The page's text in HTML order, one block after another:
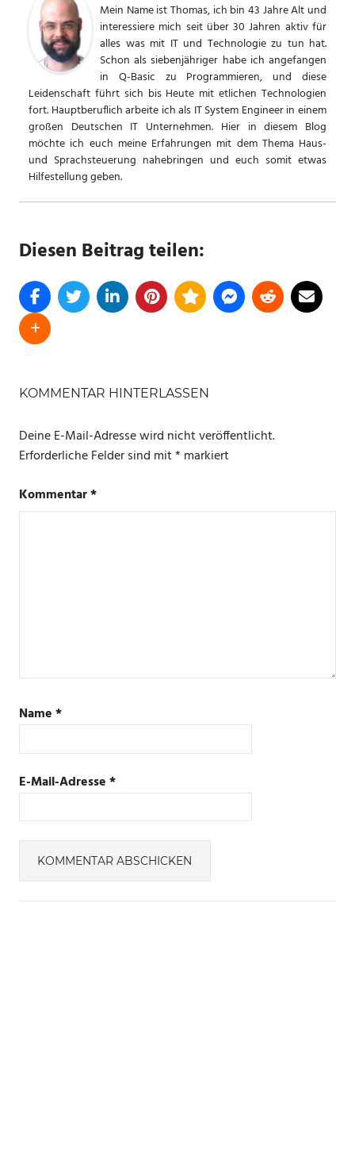
Mein Name ist Thomas, ich bin 43 Jahre Alt und
interessiere mich seit über 30 Jahren aktiv für
alles was mit IT und Technologie zu tun hat.
Schon als siebenjähriger habe ich angefangen
in Q-Basic zu Programmieren, und diese
Leidenschaft führt sich bis Heute mit etlichen Technologien
fort. Hauptberuflich arbeite ich als IT System Engineer in einem
großen Deutschen IT Unternehmen. Hier in diesem Blog
möchte ich euch meine Erfahrungen mit dem Thema Haus-
und Sprachsteuerung nahebringen und euch somit etwas
Hilfestellung geben.
Diesen Beitrag teilen:
EDISON
GLOBE
PHILIPS
HUE
KOMMENTAR HINTERLASSEN
Deine E-Mail-Adresse wird nicht veröffentlicht.
Erforderliche Felder sind mit* markiert
Kommentar*
Name*
E-Mail-Adresse*